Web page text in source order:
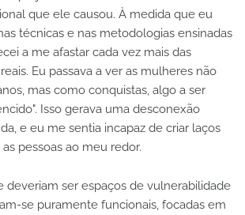
que ele causou. À medida que eu
técnicas e nas metodologias ensinadas
a me afastar cada vez mais das
Eu passava a ver as mulheres não
mas como conquistas, algo a ser
Isso gerava uma desconexão
e eu me sentia incapaz de criar laços
pessoas ao meu redor.
deveriam ser espaços de vulnerabilidade
se puramente funcionais, focadas em